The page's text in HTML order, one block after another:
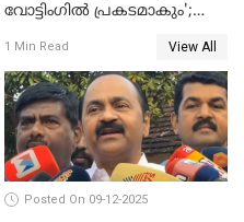
വോട്ടിംഗില്‍ പ്രകടമാകും';
1 Min Read View All
Posted On 09-12-2025